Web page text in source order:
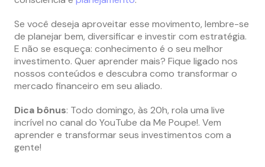
Se você deseja aproveitar esse movimento, lembre-se
de planejar bem, diversificar e investir com estratégia.
E não se esqueça: conhecimento é o seu melhor
investimento. Quer aprender mais? Fique ligado nos
nossos conteúdos e descubra como transformar o
mercado financeiro em seu aliado.
Dica bônus: Todo domingo, às 20h, rola uma live
incrível no canal do YouTube da Me Poupe!. Vem
aprender e transformar seus investimentos com a
gente!